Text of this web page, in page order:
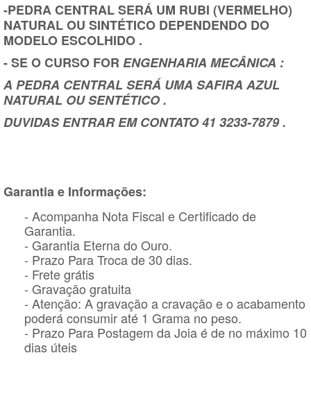
-PEDRA CENTRAL SERÁ UM RUBI (VERMELHO)
NATURAL OU SINTÉTICO DEPENDENDO DO
MODELO ESCOLHIDO .
- SE O CURSO FOR ENGENHARIA MECÂNICA :
A PEDRA CENTRAL SERÁ UMA SAFIRA AZUL
NATURAL OU SENTÉTICO .
DUVIDAS ENTRAR EM CONTATO 41 3233-7879 .
Garantia e Informações:
- Acompanha Nota Fiscal e Certificado de
Garantia.
- Garantia Eterna do Ouro.
- Prazo Para Troca de 30 dias.
- Frete grátis
- Gravação gratuita
- Atenção: A gravação a cravação e o acabamento
poderá consumir até 1 Grama no peso.
- Prazo Para Postagem da Joia é de no máximo 10
dias úteis